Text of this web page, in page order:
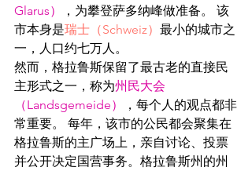
Glarus）
，为攀登萨多纳峰做准备。 该
市本身是瑞士（Schweiz） 最小的城市之
一，人口约七万人。
然而，格拉鲁斯保留了最古老的直接民
主形式之一，称为州民大会
（Landsgemeide）
，每个人的观点都非
常重要。 每年，该市的公民都会聚集在
格拉鲁斯的主广场上，亲自讨论、投票
并公开决定国营事务。格拉鲁斯州的州